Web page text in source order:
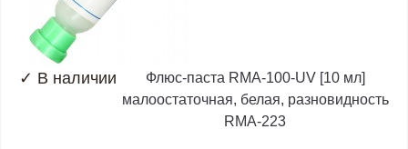
✓ В наличии
Флюс-паста RMA-100-UV [10 мл]
малоостаточная, белая, разновидность
RMA-223